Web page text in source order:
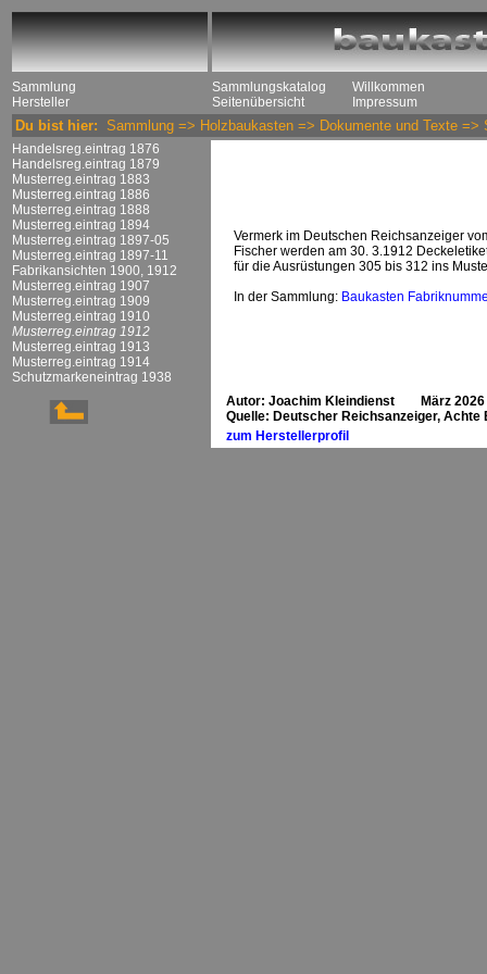
Sammlung
Hersteller
Sammlungskatalog
Seitenübersicht
Willkommen
Impressum
Du bist hier: Sammlung => Holzbaukasten => Dokumente und Texte =>
Handelsreg.eintrag 1876
Handelsreg.eintrag 1879
Musterreg.eintrag 1883
Musterreg.eintrag 1886
Musterreg.eintrag 1888
Musterreg.eintrag 1894
Musterreg.eintrag 1897-05
Musterreg.eintrag 1897-11
Fabrikansichten 1900, 1912
Musterreg.eintrag 1907
Musterreg.eintrag 1909
Musterreg.eintrag 1910
Musterreg.eintrag 1912
Musterreg.eintrag 1913
Musterreg.eintrag 1914
Schutzmarkeneintrag 1938
Vermerk im Deutschen Reichsanzeiger
Fischer werden am 30. 3.1912
für die Ausrüstungen 305 bis 312 ins
In der Sammlung: Baukasten
Autor: Joachim Kleindienst März 2026
Quelle: Deutscher Reichsanzeiger, Achte
zum Herstellerprofil